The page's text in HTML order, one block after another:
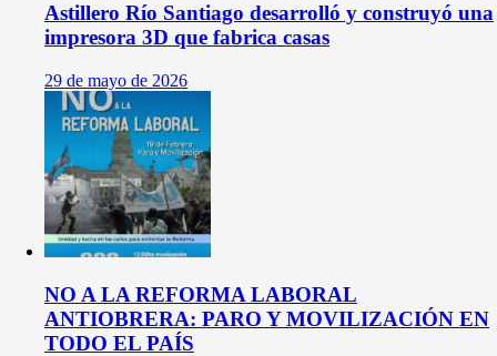
Astillero Río Santiago desarrolló y construyó una
impresora 3D que fabrica casas
29 de mayo de 2026
NO A LA REFORMA LABORAL
ANTIOBRERA: PARO Y MOVILIZACIÓN EN
TODO EL PAÍS